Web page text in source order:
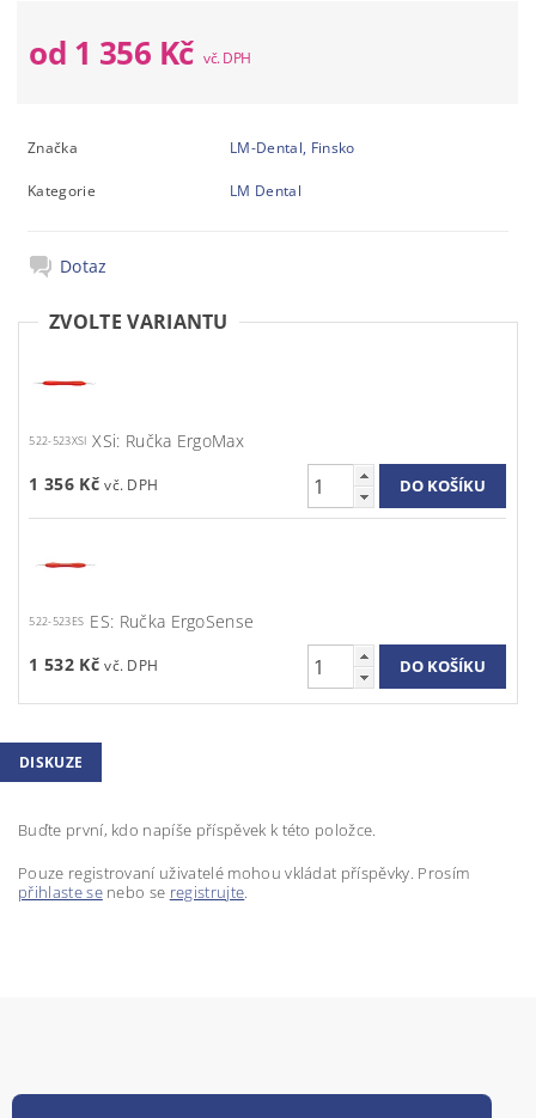
od 1 356 Kč
Značka LM-Dental, Finsko
Kategorie LM Dental
Dotaz
ZVOLTE VARIANTU
522-523XSI XSi: Ručka ErgoMax
1 356 Kč
522-523ES ES: Ručka ErgoSense
1 532 Kč
DISKUZE
Buďte první, kdo napíše příspěvek k této položce.
Pouze registrovaní uživatelé mohou vkládat příspěvky. Prosím
přihlaste senebo se registrujte.